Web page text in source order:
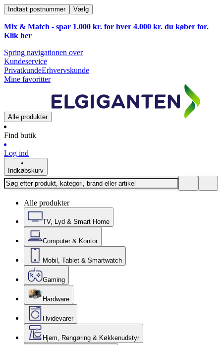
Indtast postnummer Vælg
Mix & Match - spar 1.000 kr. for hver 4.000 kr. du køber for.
Klik her
Spring navigationen over
Kundeservice
PrivatkundeErhvervskunde
Mine favoritter
Alle produkter
Find butik
Log ind
Indkøbskurv
Alle produkter
TV, Lyd & Smart Home
Computer & Kontor
Mobil, Tablet & Smartwatch
Gaming
Hardware
Hvidevarer
Hjem, Rengøring & Køkkenudstyr